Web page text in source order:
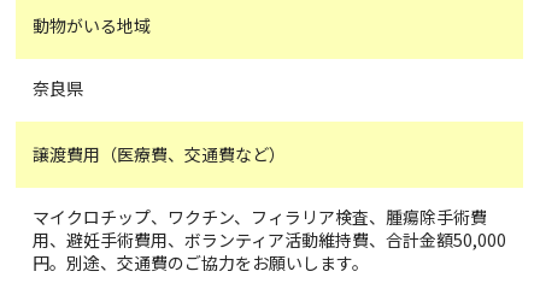
動物がいる地域
奈良県
譲渡費用（医療費、交通費など）
マイクロチップ、ワクチン、フィラリア検査、腫瘍除手術費
用、避妊手術費用、ボランティア活動維持費、合計金額50,000
円。別途、交通費のご協力をお願いします。